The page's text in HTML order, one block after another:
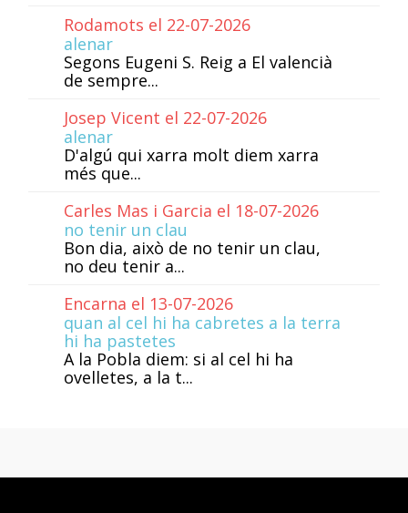
Rodamots el 22-07-2026
alenar
Segons Eugeni S. Reig a El valencià
de sempre...
Josep Vicent el 22-07-2026
alenar
D'algú qui xarra molt diem xarra
més que...
Carles Mas i Garcia el 18-07-2026
no tenir un clau
Bon dia, això de no tenir un clau,
no deu tenir a...
Encarna el 13-07-2026
quan al cel hi ha cabretes a la terra
hi ha pastetes
A la Pobla diem: si al cel hi ha
ovelletes, a la t...